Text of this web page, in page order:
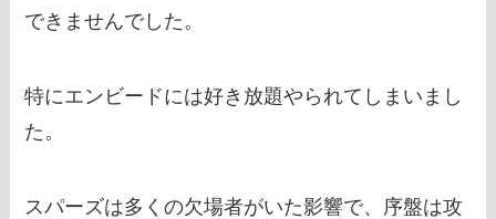
できませんでした。
特にエンビードには好き放題やられてしまいまし
た。
スパーズは多くの欠場者がいた影響で、序盤は攻